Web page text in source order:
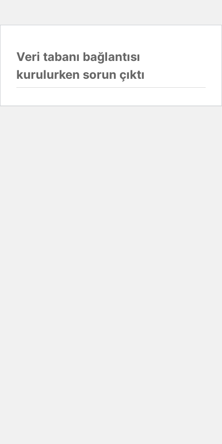
Veri tabanı bağlantısı
kurulurken sorun çıktı